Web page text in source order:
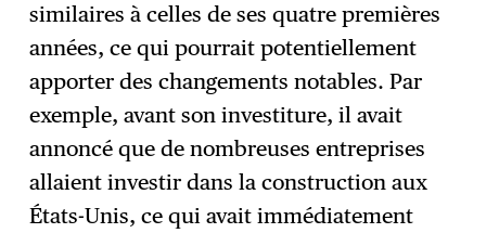
similaires à celles de ses quatre premières
années, ce qui pourrait potentiellement
apporter des changements notables. Par
exemple, avant son investiture, il avait
annoncé que de nombreuses entreprises
allaient investir dans la construction aux
États-Unis, ce qui avait immédiatement